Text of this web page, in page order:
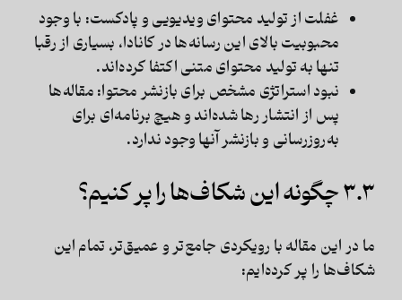
غفلت از تولید محتوای ویدیویی و پادکست: با وجود
محبوبیت بالای این رسانه‌ها در کانادا، بسیاری از رقبا
تنها به تولید محتوای متنی اکتفا کرده‌اند.
نبود استراتژی مشخص برای بازنشر محتوا:مقاله‌ها
پس از انتشار رها شده‌اند و هیچ برنامه‌ای برای
به‌روزرسانی و بازنشر آنها وجود ندارد.
۳.۳ چگونه این شکاف‌ها را پر کنیم؟
ما در این مقاله با رویکردی جامع‌تر و عمیق‌تر، تمام این
شکاف‌ها را پر کرده‌ایم: